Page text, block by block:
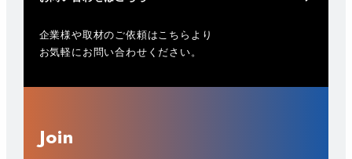
企業様や取材のご依頼はこちらより
お気軽にお問い合わせください。
Join